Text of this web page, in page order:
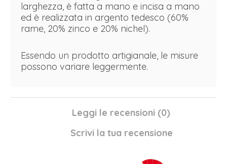
larghezza, è fatta a mano e incisa a mano
ed è realizzata in argento tedesco (60%
rame, 20% zinco e 20% nichel).
Essendo un prodotto artigianale, le misure
possono variare leggermente.
Leggi le recensioni (0)
Scrivi la tua recensione